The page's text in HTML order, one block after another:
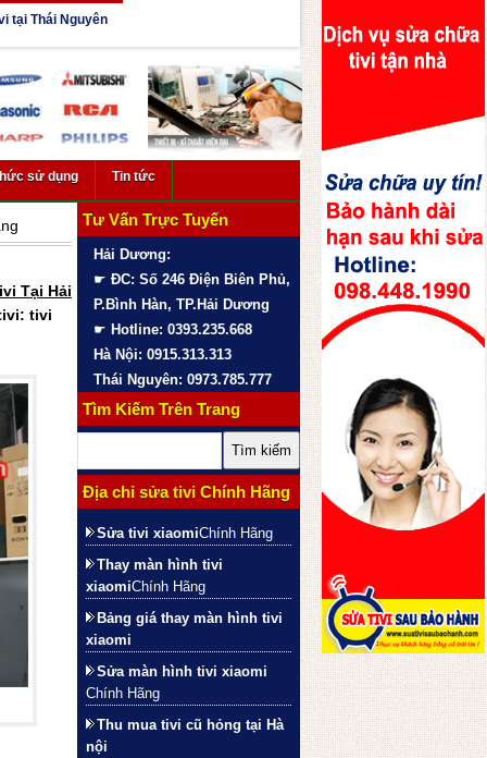
tại Thái Nguyên
sử dụng Tin tức
Tại Hải
tivi
Tư Vấn Trực Tuyến
Hải Dương:
☛ ĐC: Số 246 Điện Biên Phủ,
P.Bình Hàn, TP.Hải Dương
☛ Hotline: 0393.235.668
Hà Nội: 0915.313.313
Thái Nguyên: 0973.785.777
Tìm Kiếm Trên Trang
Địa chỉ sửa tivi Chính Hãng
Sửa tivi xiaomiChính Hãng
Thay màn hình tivi
xiaomiChính Hãng
Bảng giá thay màn hình tivi
xiaomi
Sửa màn hình tivi xiaomi
Chính Hãng
Thu mua tivi cũ hỏng tại Hà
nội